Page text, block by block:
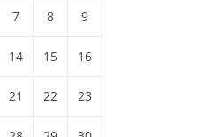
7 8 9
14 15 16
21 22 23